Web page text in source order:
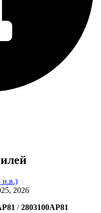
н.в.)
2026
/2803100AP81